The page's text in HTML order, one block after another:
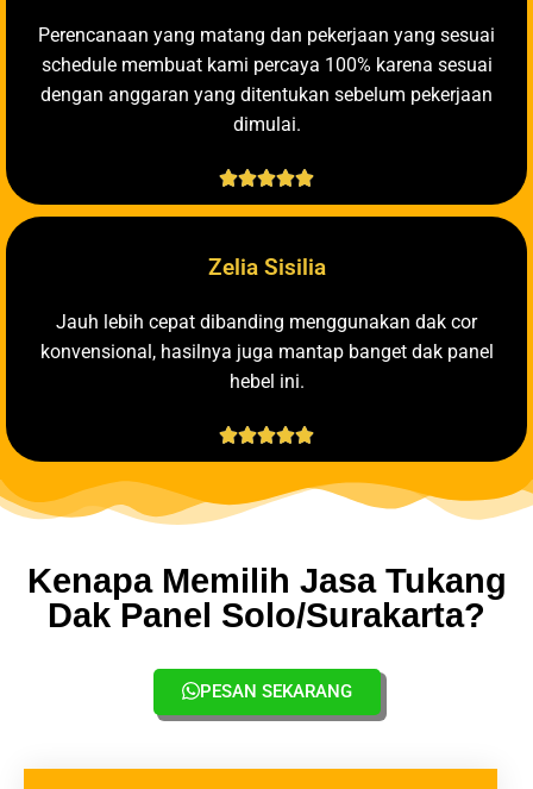
Perencanaan yang matang dan pekerjaan yang sesuai
schedule membuat kami percaya 100% karena sesuai
dengan anggaran yang ditentukan sebelum pekerjaan
dimulai.

Zelia Sisilia
Jauh lebih cepat dibanding menggunakan dak cor
konvensional, hasilnya juga mantap banget dak panel
hebel ini.

Kenapa Memilih Jasa Tukang
Dak Panel Solo/Surakarta?
PESAN SEKARANG